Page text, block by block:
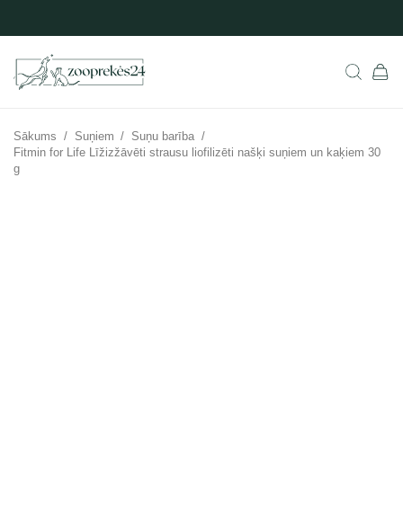
Sākums / Suņiem / Suņu barība /
Fitmin for Life Līžizžāvēti strausu liofilizēti našķi suņiem un kaķiem 30
g